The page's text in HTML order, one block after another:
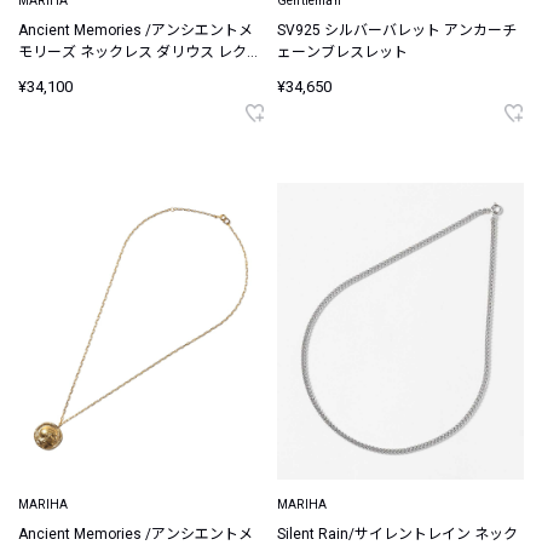
Ancient Memories /アンシエントメ
モリーズ ネックレス ダリウス レクタ
ー)【シルバー925】
¥34,100
SV925 シルバーバレット アンカーチ
ェーンブレスレット
¥34,650
MARIHA
Ancient Memories /アンシエントメ
MARIHA
Silent Rain/サイレントレイン ネック